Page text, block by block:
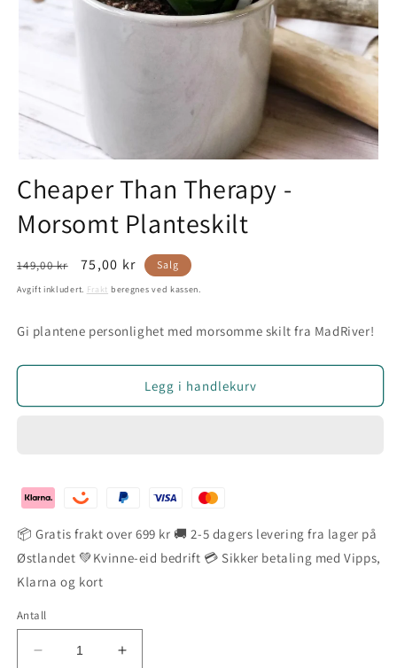
Cheaper Than Therapy -
Morsomt Planteskilt
Vanlig
pris
149,00 kr Salgspris
75,00 kr Salg
Avgift inkludert. Frakt beregnes ved kassen.
Gi plantene personlighet med morsomme skilt fra MadRiver!
Legg i handlekurv
📦 Gratis frakt over 699 kr 🚚 2-5 dagers levering fra lager på
Østlandet 💚Kvinne-eid bedrift 💳 Sikker betaling med Vipps,
Klarna og kort
Antall
Øk